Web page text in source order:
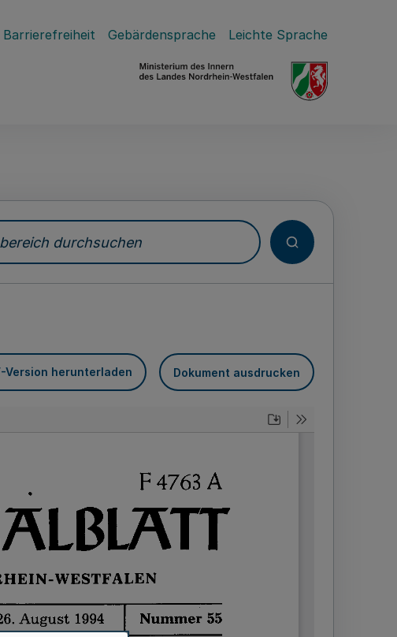
Barrierefreiheit Gebärdensprache Leichte Sprache
durchsuchen
Version herunterladen Dokument ausdrucken